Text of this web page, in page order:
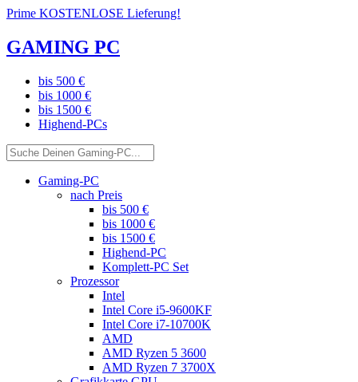
Prime KOSTENLOSE Lieferung!
GAMING PC
bis 500 €
bis 1000 €
bis 1500 €
Highend-PCs
Gaming-PC
nach Preis
bis 500 €
bis 1000 €
bis 1500 €
Highend-PC
Komplett-PC Set
Prozessor
Intel
Intel Core i5-9600KF
Intel Core i7-10700K
AMD
AMD Ryzen 5 3600
AMD Ryzen 7 3700X